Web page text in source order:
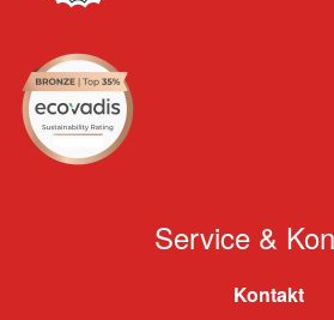
Service &
Kontakt